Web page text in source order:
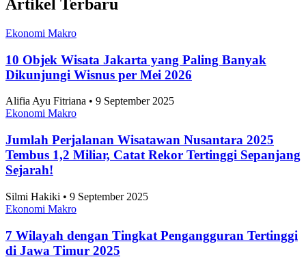
Artikel Terbaru
Ekonomi Makro
10 Objek Wisata Jakarta yang Paling Banyak
Dikunjungi Wisnus per Mei 2026
Alifia Ayu Fitriana • 9 September 2025
Ekonomi Makro
Jumlah Perjalanan Wisatawan Nusantara 2025
Tembus 1,2 Miliar, Catat Rekor Tertinggi Sepanjang
Sejarah!
Silmi Hakiki • 9 September 2025
Ekonomi Makro
7 Wilayah dengan Tingkat Pengangguran Tertinggi
di Jawa Timur 2025